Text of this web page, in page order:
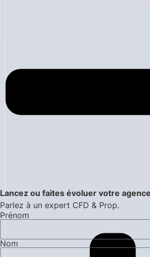
Lancez ou faites évoluer votre
Parlez à un expert CFD & Prop.
Prénom
Nom